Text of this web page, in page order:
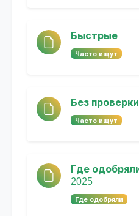
Быстрые
Часто ищут
Без проверки
Часто ищут
Где
2025
Где одобряли